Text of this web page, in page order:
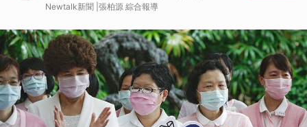
Newtalk新聞 |張柏源 綜合報導